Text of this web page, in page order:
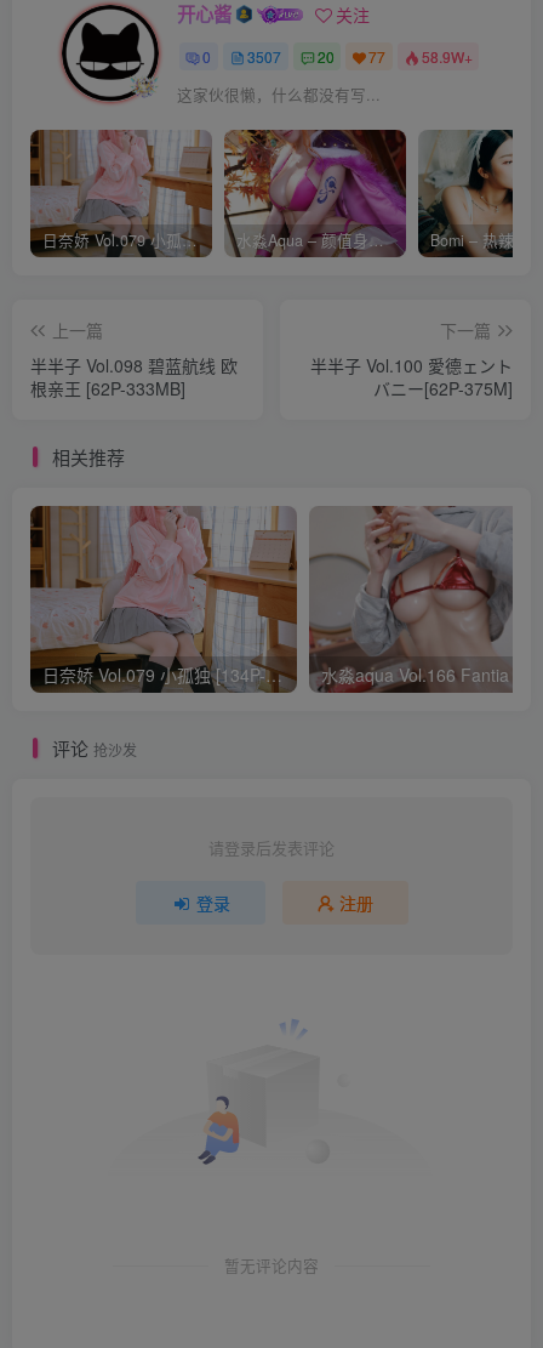
开心酱 关注
0 3507 20 77 58.9W+
这家伙很懒，什么都没有写...
日奈娇 Vol.079 小孤独 [134P-1.84GB] 水淼Aqua – 颜值身材双在线 火爆日本 Cos写真作品合集
上一篇
半半子 Vol.098 碧蓝航线 欧
根亲王 [62P-333MB]
下一篇
半半子 Vol.100 愛德ェント
バニー[62P-375M]
相关推荐
日奈娇 Vol.079 小孤独 [134P-1.84GB]
评论 抢沙发
请登录后发表评论
登录 注册
暂无评论内容